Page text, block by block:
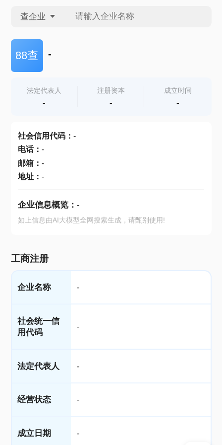
查企业
查企业
查产地
88查 -
法定代表人
-
注册资本
-
成立时间
-
社会信用代码： -
电话： -
邮箱： -
地址： -
企业信息概览： -
如上信息由AI大模型全网搜索生成，请甄别使用!
工商注册
企业名称 -
社会统一信
用代码
-
法定代表人 -
经营状态 -
成立日期 -